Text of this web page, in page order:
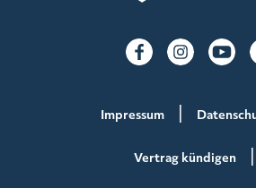
Impressum
Vertrag kündigen